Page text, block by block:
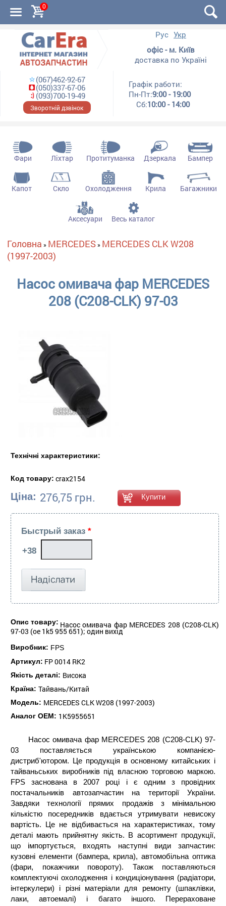
0
Рус Укр
офіс - м. Київ
доставка по Україні
(067)462-92-67
(050)337-67-06
(093)700-19-49
Зворотній дзвінок
Графік работи:
Пн-Пт:9:00 - 19:00
Сб:10:00 - 14:00
Фари Ліхтар Протитуманка Дзеркала Бампер
Капот Скло Охолодження Крила Багажники
Аксесуари Весь каталог
Ви є тут
Головна » MERCEDES» MERCEDES CLK W208
(1997-2003)
Насос омивача фар MERCEDES
208 (C208-CLK) 97-03
Технічні характеристики:
Код товару: crax2154
Ціна: 276,75 грн.
Быстрый заказ *
Опис товару: Насос омивача фар MERCEDES 208 (C208-CLK)
97-03 (oe 1k5 955 651); один вихід
Виробник: FPS
Артикул: FP 0014 RK2
Якість деталі: Висока
Країна: Тайвань/Китай
Модель: MERCEDES CLK W208 (1997-2003)
Аналог ОЕМ: 1K5955651
Насос омивача фар MERCEDES 208 (C208-CLK) 97-
03 поставляється українською компанією-
дистриб'ютором. Це продукція в основному китайських і
тайваньських виробників під власною торговою маркою.
FPS заснована в 2007 році і є одним з провідних
постачальників автозапчастин на території України.
Завдяки технології прямих продажів з мінімальною
кількістю посередників вдається утримувати невисоку
вартість. Це не відбивається на характеристиках, тому
деталі мають прийнятну якість. В асортимент продукції,
що імпортується, входять наступні види запчастин:
кузовні елементи (бампера, крила), автомобільна оптика
(фари, покажчики повороту). Також поставляються
комплектуючі охолодження і кондиціонування (радіатори,
інтеркулери) і різні матеріали для ремонту (шпаклівки,
лаки, автоемалі) і багато іншого. Перераховане